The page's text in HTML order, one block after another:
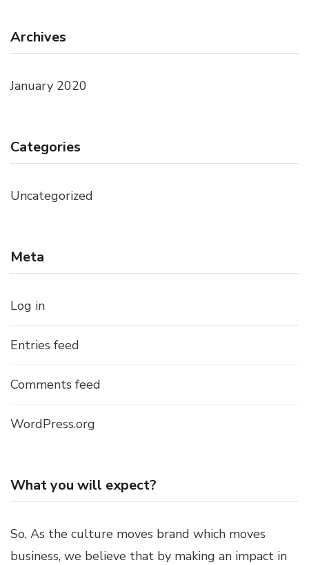
Archives
January 2020
Categories
Uncategorized
Meta
Log in
Entries feed
Comments feed
WordPress.org
What you will expect?
So, As the culture moves brand which moves
business, we believe that by making an impact in